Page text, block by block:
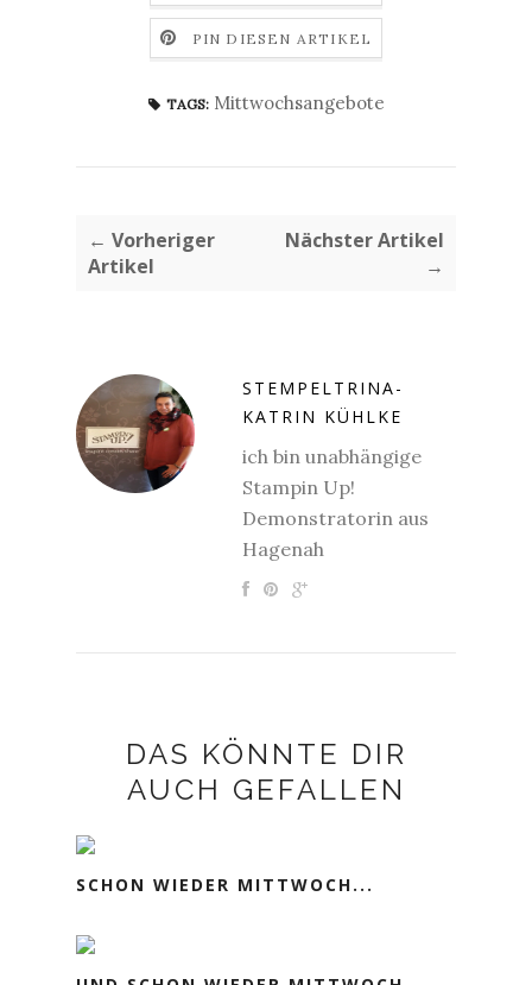
PIN DIESEN ARTIKEL
TAGS: Mittwochsangebote
← Vorheriger
Artikel
Nächster Artikel
→
STEMPELTRINA-
KATRIN KÜHLKE
ich bin unabhängige
Stampin Up!
Demonstratorin aus
Hagenah
DAS KÖNNTE DIR
AUCH GEFALLEN
SCHON WIEDER MITTWOCH...